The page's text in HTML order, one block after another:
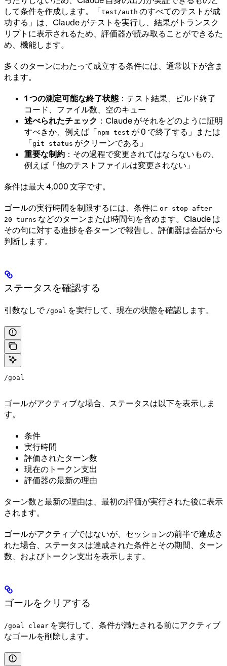
して条件を作成します。「test/auth のすべてのテストが成
功する」は、Claude がテストを実行し、結果がトランスク
リプトに表示されるため、評価器が読み取ることができるた
め、機能します。
多くのターンにわたって成立する条件には、通常以下が含ま
れます。
1 つの測定可能な終了状態 ：テスト結果、ビルド終了
コード、ファイル数、空のキュー
述べられたチェック ：Claude がそれをどのように証明
すべきか、例えば「npm test が 0 で終了する」または
「git status がクリーンである」
重要な制約 ：その過程で変更されてはならないもの、
例えば「他のテストファイルは変更されない」
条件は最大 4,000 文字です。
ゴールの実行時間を制限するには、条件に or stop after
20 turns などのターンまたは時間句を含めます。Claude は
その句に対する進捗を各ターンで報告し、評価器は会話から
判断します。
ステータスを確認する
引数なしで /goal を実行して、現在の状態を確認します。
/goal
ゴールがアクティブな場合、ステータスは以下を表示しま
す。
条件
実行時間
評価されたターン数
現在のトークン支出
評価器の最新の理由
ターン数と最新の理由は、最初の評価が実行された後に表示
されます。
ゴールがアクティブではないが、セッションの前半で達成さ
れた場合、ステータスは達成された条件とその期間、ターン
数、およびトークン支出を表示します。
ゴールをクリアする
/goal clear を実行して、条件が満たされる前にアクティブ
なゴールを削除します。